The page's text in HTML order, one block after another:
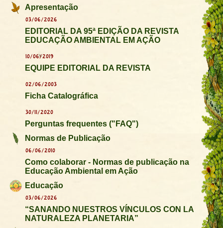
Apresentação
03/06/2026
EDITORIAL DA 95ª EDIÇÃO DA REVISTA
EDUCAÇÃO AMBIENTAL EM AÇÃO
10/06/2019
EQUIPE EDITORIAL DA REVISTA
02/06/2003
Ficha Catalográfica
30/11/2020
Perguntas frequentes ("FAQ")
Normas de Publicação
06/06/2010
Como colaborar - Normas de publicação na
Educação Ambiental em Ação
Educação
03/06/2026
“SANANDO NUESTROS VÍNCULOS CON LA
NATURALEZA PLANETARIA”